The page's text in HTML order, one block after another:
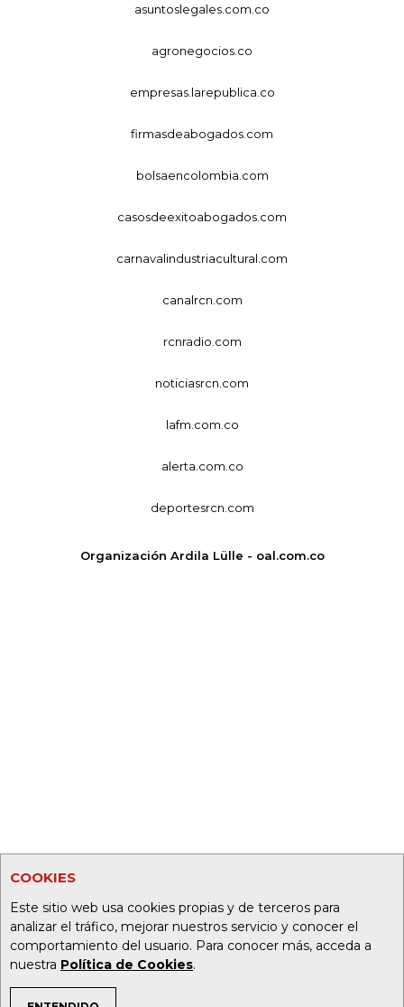
COOKIES
Este sitio web usa cookies propias y de terceros para
analizar el tráfico, mejorar nuestros servicio y conocer el
comportamiento del usuario. Para conocer más, acceda a
nuestra Política de Cookies.
asuntoslegales.com.co
agronegocios.co
empresas.larepublica.co
firmasdeabogados.com
bolsaencolombia.com
casosdeexitoabogados.com
carnavalindustriacultural.com
canalrcn.com
rcnradio.com
noticiasrcn.com
lafm.com.co
alerta.com.co
deportesrcn.com
Organización Ardila Lülle - oal.com.co